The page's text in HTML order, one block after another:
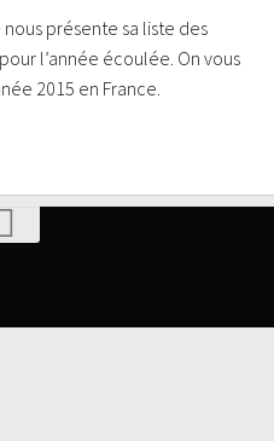
présente sa liste des
l’année écoulée. On vous
2015 en France.